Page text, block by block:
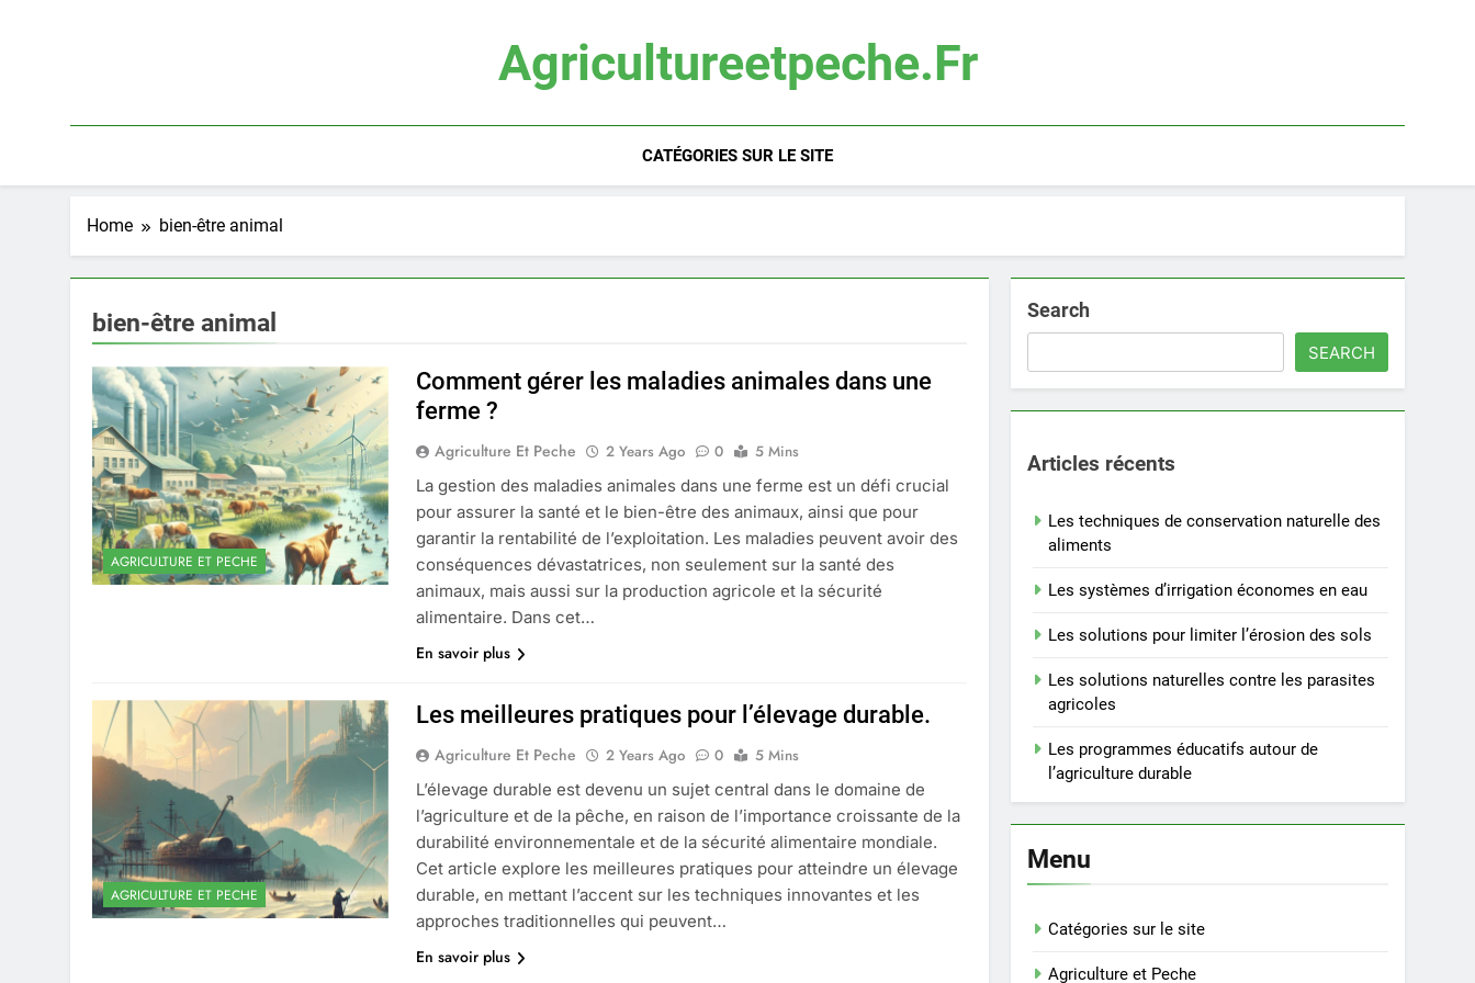
Agricultureetpeche.fr
CATÉGORIES SUR LE SITE
Home bien-être animal
bien-être animal
AGRICULTURE ET PECHE
Comment gérer les maladies animales dans une
ferme ?
Agriculture Et Peche 2 Years Ago 0
5 Mins
La gestion des maladies animales dans une ferme est un défi crucial
pour assurer la santé et le bien-être des animaux, ainsi que pour
garantir la rentabilité de l’exploitation. Les maladies peuvent avoir des
conséquences dévastatrices, non seulement sur la santé des
animaux, mais aussi sur la production agricole et la sécurité
alimentaire. Dans cet…
En savoir plus
AGRICULTURE ET PECHE
Les meilleures pratiques pour l’élevage durable.
Agriculture Et Peche 2 Years Ago 0
5 Mins
L’élevage durable est devenu un sujet central dans le domaine de
l’agriculture et de la pêche, en raison de l’importance croissante de la
durabilité environnementale et de la sécurité alimentaire mondiale.
Cet article explore les meilleures pratiques pour atteindre un élevage
durable, en mettant l’accent sur les techniques innovantes et les
approches traditionnelles qui peuvent…
En savoir plus
Search
SEARCH
Articles récents
Les techniques de conservation naturelle des
aliments
Les systèmes d’irrigation économes en eau
Les solutions pour limiter l’érosion des sols
Les solutions naturelles contre les parasites
agricoles
Les programmes éducatifs autour de
l’agriculture durable
Menu
Catégories sur le site
Agriculture et Peche